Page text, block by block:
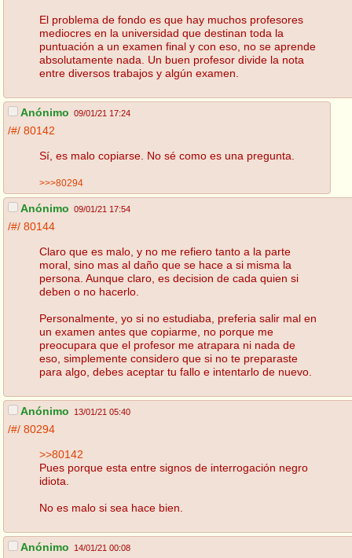
El problema de fondo es que hay muchos profesores
mediocres en la universidad que destinan toda la
puntuación a un examen final y con eso, no se aprende
absolutamente nada. Un buen profesor divide la nota
entre diversos trabajos y algún examen.
Anónimo 09/01/21 17:24
/#/ 80142
Sí, es malo copiarse. No sé como es una pregunta.
>>>80294
Anónimo 09/01/21 17:54
/#/ 80144
Claro que es malo, y no me refiero tanto a la parte
moral, sino mas al daño que se hace a si misma la
persona. Aunque claro, es decision de cada quien si
deben o no hacerlo.
Personalmente, yo si no estudiaba, preferia salir mal en
un examen antes que copiarme, no porque me
preocupara que el profesor me atrapara ni nada de
eso, simplemente considero que si no te preparaste
para algo, debes aceptar tu fallo e intentarlo de nuevo.
Anónimo 13/01/21 05:40
/#/ 80294
>>80142
Pues porque esta entre signos de interrogación negro
idiota.
No es malo si sea hace bien.
Anónimo 14/01/21 00:08